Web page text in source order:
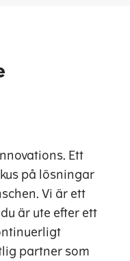
Ett
på lösningar
Vi är ett
är ute efter ett
partner som